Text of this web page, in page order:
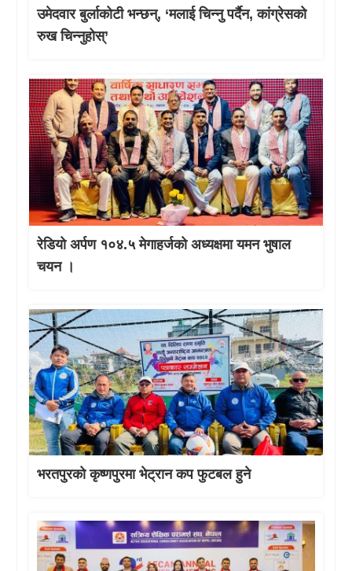
उमेदवार बुर्लाकोटी भन्छन्, ‘मलाई चिन्नु पर्दैन, कांग्रेसको
रुख चिन्नुहोस्’
रेडियो अर्पण १०४.५ मेगाहर्जको अध्यक्षमा यमन भुषाल
चयन ।
भरतपुरको कृष्णपुरमा भेट्रान कप फुटबल हुने